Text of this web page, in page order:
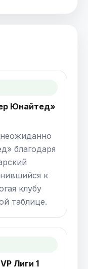
Юнайтед»
благодаря
к
клубу
таблице.
Лиги 1